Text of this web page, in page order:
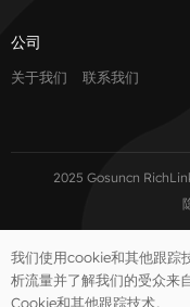
公司
关于我们 联系我们
2025 Gosuncn
我们使用cookie和其他跟踪
析流量并了解我们的受众来
Cookie和其他跟踪技术。